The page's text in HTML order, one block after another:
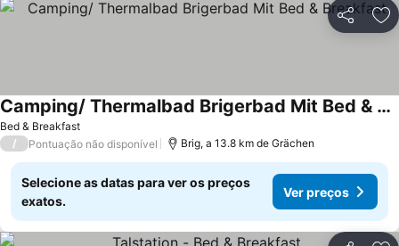
Partilhar
Bed & Breakfast
Camping/ Thermalbad Brigerbad Mit Bed & Breakfast
/ Pontuação não disponível Brig, a 13.8 km de Grächen
Selecione as datas para ver os preços
exatos.
Ver preços